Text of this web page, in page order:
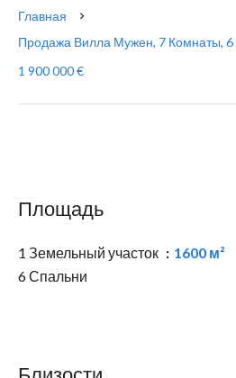
Главная
Продажа Вилла Мужен, 7 Комнаты, 6
1 900 000 €
Площадь
1 Земельный участок
1600 м²
6 Спальни